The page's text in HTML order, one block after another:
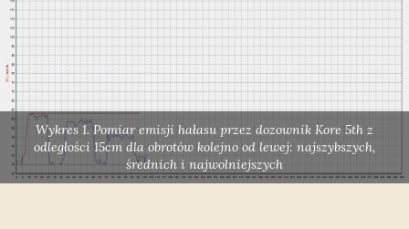
Wykres 1. Pomiar emisji hałasu przez dozownik Kore 5th z
odległości 15cm dla obrotów kolejno od lewej: najszybszych,
średnich i najwolniejszych